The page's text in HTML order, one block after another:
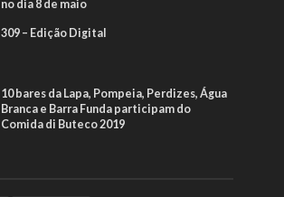
no dia 8 de maio
309 – Edição Digital
10 bares da Lapa, Pompeia, Perdizes, Água
Branca e Barra Funda participam do
Comida di Buteco 2019